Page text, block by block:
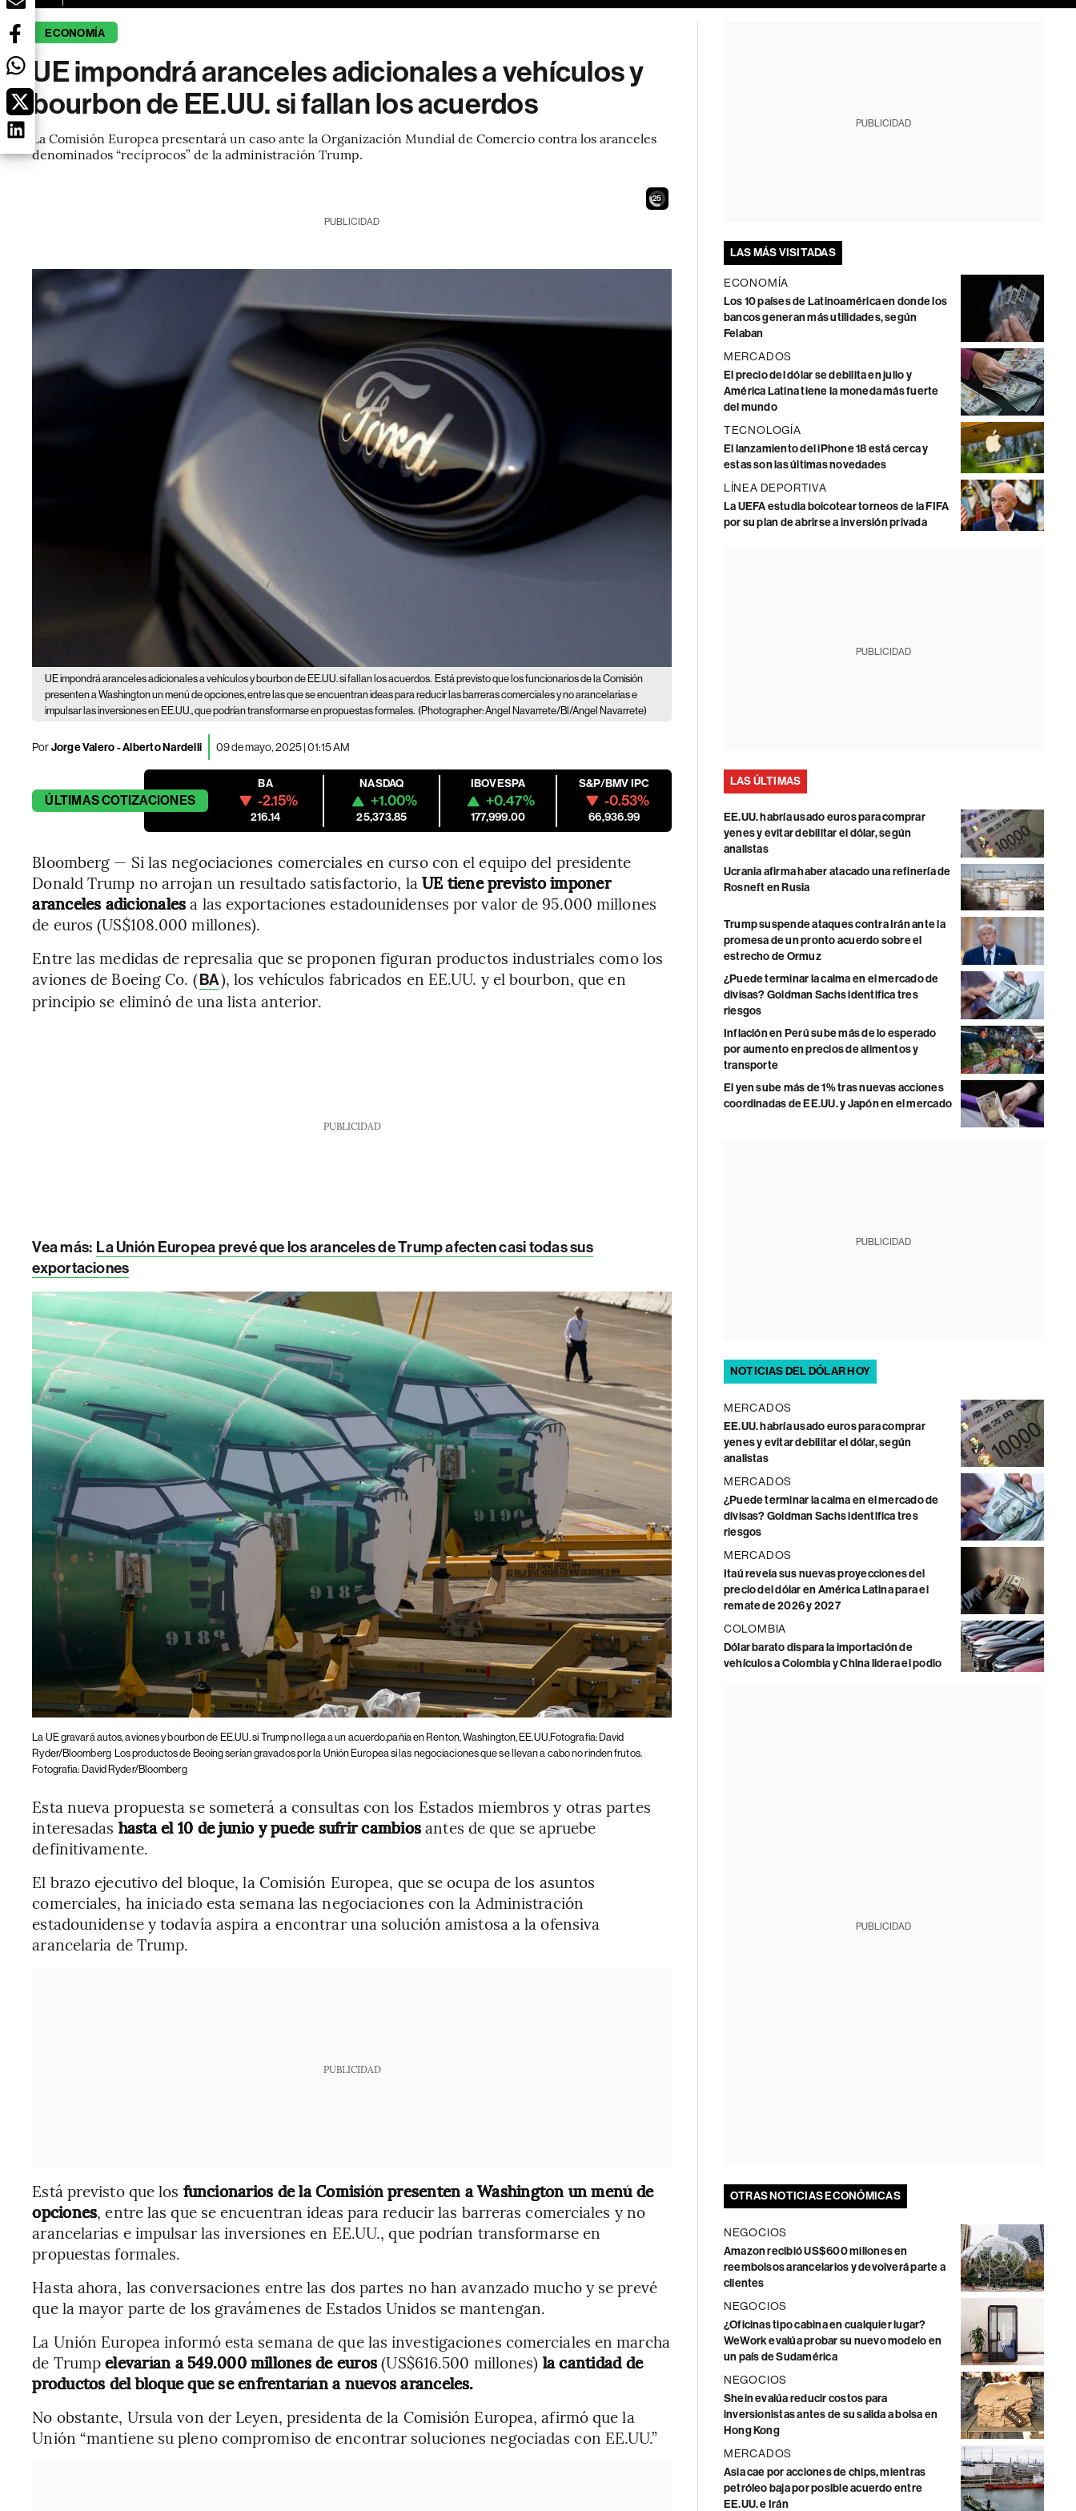
ECONOMÍA
UE impondrá aranceles adicionales a vehículos y
bourbon de EE.UU. si fallan los acuerdos
La Comisión Europea presentará un caso ante la Organización Mundial de Comercio contra los aranceles
denominados “recíprocos” de la administración Trump.
23
PUBLICIDAD
UE impondrá aranceles adicionales a vehículos y bourbon de EE.UU. si fallan los acuerdos. Está previsto que los funcionarios de la Comisión
presenten a Washington un menú de opciones, entre las que se encuentran ideas para reducir las barreras comerciales y no arancelarias e
impulsar las inversiones en EE.UU., que podrían transformarse en propuestas formales. (Photographer: Angel Navarrete/Bl/Angel Navarrete)
PorJorge Valero - Alberto Nardelli 09 de mayo, 2025 | 01:15 AM
ÚLTIMASCOTIZACIONES
BA
-2.15%
216.14
NASDAQ
+1.00%
25,373.85
IBOVESPA
+0.47%
177,999.00
S&P/BMV IPC
-0.53%
66,936.99
Bloomberg — Si las negociaciones comerciales en curso con el equipo del presidente
Donald Trump no arrojan un resultado satisfactorio, la UE tiene previsto imponer
aranceles adicionalesa las exportaciones estadounidenses por valor de 95.000 millones
de euros (US$108.000 millones).
Entre las medidas de represalia que se proponen figuran productos industriales como los
aviones de Boeing Co. (BA), los vehículos fabricados en EE.UU. y el bourbon, que en
principio se eliminó de una lista anterior.
PUBLICIDAD
Vea más: La Unión Europea prevé que los aranceles de Trump afecten casi todas sus
exportaciones
La UE gravará autos, aviones y bourbon de EE.UU. si Trump no llega a un acuerdo.pañía en Renton, Washington, EE.UU.Fotografia: David
Ryder/Bloomberg
Los productos de Beoing serían gravados por la Unión Europea si las negociaciones que se llevan a cabo no rinden frutos.
Fotografia: David Ryder/Bloomberg
Esta nueva propuesta se someterá a consultas con los Estados miembros y otras partes
interesadas hasta el 10 de junio y puede sufrir cambiosantes de que se apruebe
definitivamente.
El brazo ejecutivo del bloque, la Comisión Europea, que se ocupa de los asuntos
comerciales, ha iniciado esta semana las negociaciones con la Administración
estadounidense y todavía aspira a encontrar una solución amistosa a la ofensiva
arancelaria de Trump.
PUBLICIDAD
Está previsto que los funcionarios de la Comisión presenten a Washington un menú de
opciones, entre las que se encuentran ideas para reducir las barreras comerciales y no
arancelarias e impulsar las inversiones en EE.UU., que podrían transformarse en
propuestas formales.
Hasta ahora, las conversaciones entre las dos partes no han avanzado mucho y se prevé
que la mayor parte de los gravámenes de Estados Unidos se mantengan.
La Unión Europea informó esta semana de que las investigaciones comerciales en marcha
de Trumpelevarían a 549.000 millones de euros(US$616.500 millones) la cantidad de
productos del bloque que se enfrentarían a nuevos aranceles.
No obstante, Ursula von der Leyen, presidenta de la Comisión Europea, afirmó que la
Unión “mantiene su pleno compromiso de encontrar soluciones negociadas con EE.UU.”
PUBLICIDAD
LAS MÁS VISITADAS
ECONOMÍA
Los 10 países de Latinoamérica en donde los
bancos generan más utilidades, según
Felaban
MERCADOS
El precio del dólar se debilita en julio y
América Latina tiene la moneda más fuerte
del mundo
TECNOLOGÍA
El lanzamiento del iPhone 18 está cerca y
estas son las últimas novedades
LÍNEA DEPORTIVA
La UEFA estudia boicotear torneos de la FIFA
por su plan de abrirse a inversión privada
PUBLICIDAD
LAS ÚLTIMAS
EE.UU. habría usado euros para comprar
yenes y evitar debilitar el dólar, según
analistas
Ucrania afirma haber atacado una refinería de
Rosneft en Rusia
Trump suspende ataques contra Irán ante la
promesa de un pronto acuerdo sobre el
estrecho de Ormuz
¿Puede terminar la calma en el mercado de
divisas? Goldman Sachs identifica tres
riesgos
Inflación en Perú sube más de lo esperado
por aumento en precios de alimentos y
transporte
El yen sube más de 1% tras nuevas acciones
coordinadas de EE.UU. y Japón en el mercado
PUBLICIDAD
NOTICIAS DEL DÓLAR HOY
MERCADOS
EE.UU. habría usado euros para comprar
yenes y evitar debilitar el dólar, según
analistas
MERCADOS
¿Puede terminar la calma en el mercado de
divisas? Goldman Sachs identifica tres
riesgos
MERCADOS
Itaú revela sus nuevas proyecciones del
precio del dólar en América Latina para el
remate de 2026 y 2027
COLOMBIA
Dólar barato dispara la importación de
vehículos a Colombia y China lidera el podio
PUBLICIDAD
OTRAS NOTICIAS ECONÓMICAS
NEGOCIOS
Amazon recibió US$600 millones en
reembolsos arancelarios y devolverá parte a
clientes
NEGOCIOS
¿Oficinas tipo cabina en cualquier lugar?
WeWork evalúa probar su nuevo modelo en
un país de Sudamérica
NEGOCIOS
Shein evalúa reducir costos para
inversionistas antes de su salida a bolsa en
Hong Kong
MERCADOS
Asia cae por acciones de chips, mientras
petróleo baja por posible acuerdo entre
EE.UU. e Irán